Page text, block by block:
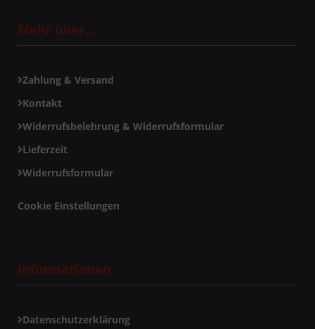
Mehr über...
Zahlung & Versand
Kontakt
Widerrufsbelehrung & Widerrufsformular
Lieferzeit
Widerrufsformular
Cookie Einstellungen
Informationen
Datenschutzerklärung